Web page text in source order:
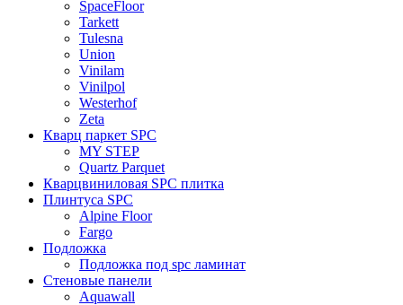
SpaceFloor
Tarkett
Tulesna
Union
Vinilam
Vinilpol
Westerhof
Zeta
Кварц паркет SPC
MY STEP
Quartz Parquet
Кварцвиниловая SPC плитка
Плинтуса SPC
Alpine Floor
Fargo
Подложка
Подложка под spc ламинат
Стеновые панели
Aquawall